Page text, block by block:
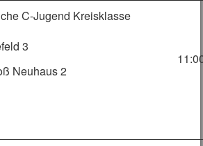
C-Jugend Kreisklasse
3
Neuhaus 2